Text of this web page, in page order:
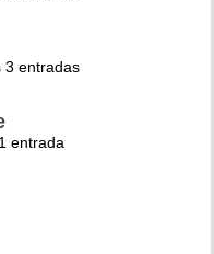
3 entradas
entrada